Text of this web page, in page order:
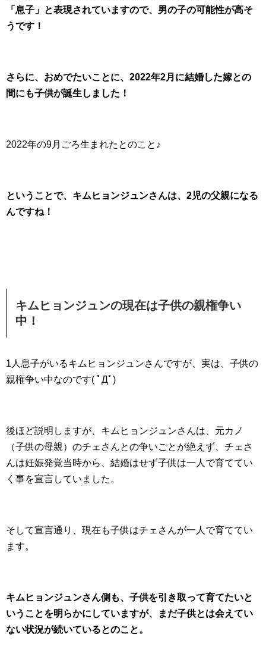
「息子」と表現されていますので、男の子の可能性が高そ
うです！
さらに、おめでたいことに、2022年2月に結婚した嫁との
間にも子供が誕生しました！
2022年の9月ごろ生まれたとのこと♪
ということで、キムヒョンジュンさんは、2児の父親になる
んですね！
キムヒョンジュンの現在は子供の親権争い
中！
1人息子がいるキムヒョンジュンさんですが、実は、子供の
親権争い中なのです( ﾟДﾟ)
後ほど説明しますが、キムヒョンジュンさんは、元カノ
（子供の母親）のチェさんとの争いごとが絶えず、チェさ
んは妊娠発覚当時から、結婚はせず子供は一人で育ててい
く事を宣言していました。
そして宣言通り、現在も子供はチェさんが一人で育ててい
ます。
キムヒョンジュンさん側も、子供を引き取って育てたいと
いうことを明らかにしていますが、まだ子供とは会えてい
ない状況が続いているとのこと。